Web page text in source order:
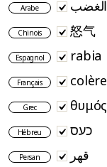
Arabe الغضب
Chinois 怒气
Espagnol rabia
Français colère
Grec θυμός
Hébreu כעס
Persan قهر